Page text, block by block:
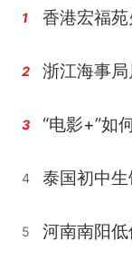
1 香港宏福
2 浙江海事局
3
4 泰国初中
5